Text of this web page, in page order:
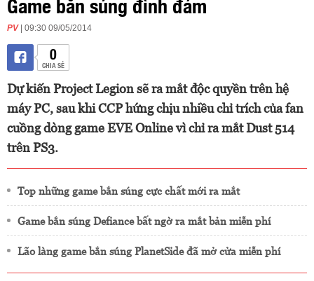
PV | 09:30 09/05/2014
0
CHIA SẺ
Dự kiến Project Legion sẽ ra mắt độc quyền trên hệ
máy PC, sau khi CCP hứng chịu nhiều chỉ trích của fan
cuồng dòng game EVE Online vì chỉ ra mắt Dust 514
trên PS3.
Top những game bắn súng cực chất mới ra mắt
Game bắn súng Defiance bất ngờ ra mắt bản miễn phí
Lão làng game bắn súng PlanetSide đã mở cửa miễn phí